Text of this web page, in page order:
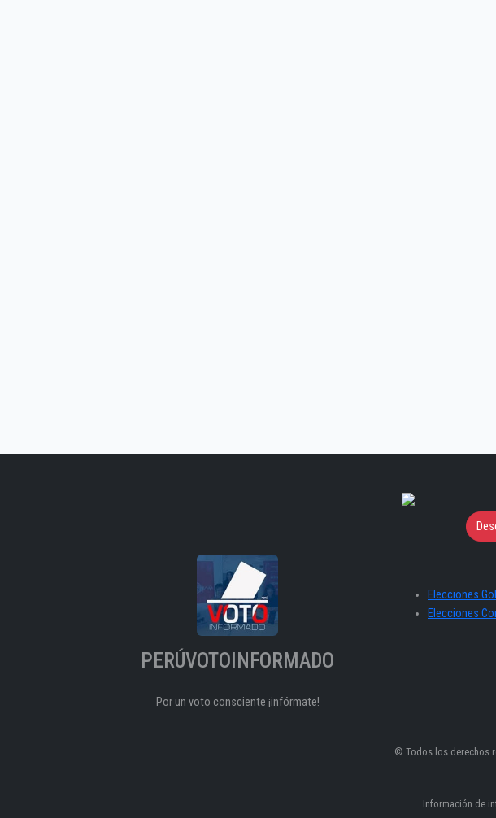
PERÚVOTOINFORMADO
Por un voto consciente ¡infórmate!
Elecciones
Elecciones
© Todos los derechos
Información de